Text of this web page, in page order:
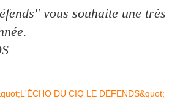
vous souhaite une très